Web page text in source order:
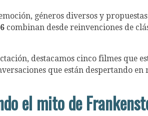
géneros diversos y
combinan desde reinvenciones de
destacamos cinco filmes
que están despertando en
el mito de